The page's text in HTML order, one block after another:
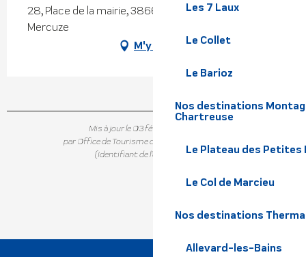
Les 7 Laux
Le Collet
Le Barioz
Nos destinations
Chartreuse
Le Plateau des Petites
Le Col de Marcieu
Nos destinations
Allevard-les-Bains
28, Place de la mairie, 38660 Saint-Vincent-de-
Mercuze
M'y rendre
Mis à jour le 03 février 2026 à 14:20
par Office de Tourisme de Belledonne Chartreuse
(Identifiant de l'offre :
7373499)